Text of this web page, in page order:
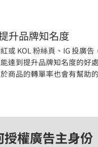
升品牌知名度
或 KOL 粉絲頁、IG 投廣
達到提升品牌知名度的好
商品的轉單率也會有幫助
授權廣告主身份